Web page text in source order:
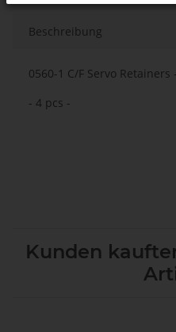
Beschreibung
0560-1 C/F Servo Retainers
- 4 pcs -
Kunden